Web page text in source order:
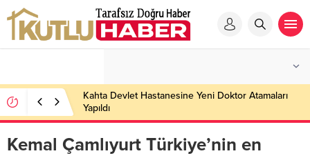
Kahta Devlet Hastanesine Yeni Doktor Atamaları
Yapıldı
Kemal Çamlıyurt Türkiye’nin en